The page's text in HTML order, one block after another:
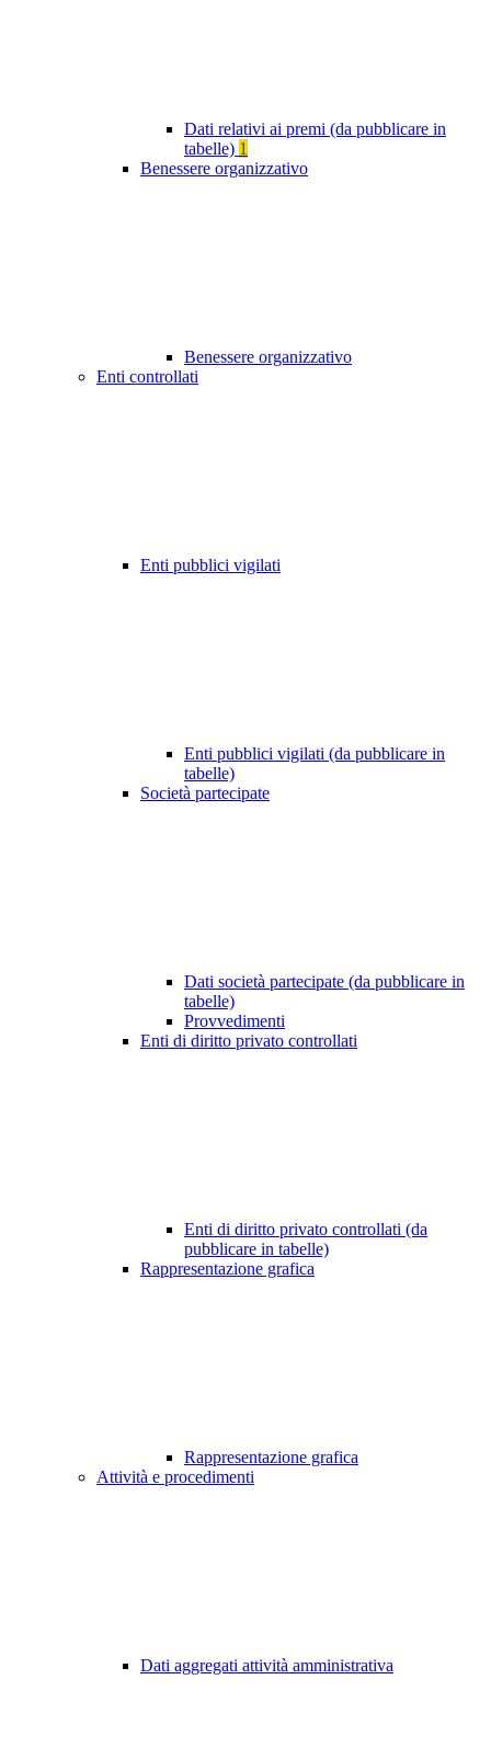
Dati relativi ai premi (da pubblicare in
tabelle) 1
Benessere organizzativo
Benessere organizzativo
Enti controllati
Enti pubblici vigilati
Enti pubblici vigilati (da pubblicare in
tabelle)
Società partecipate
Dati società partecipate (da pubblicare in
tabelle)
Provvedimenti
Enti di diritto privato controllati
Enti di diritto privato controllati (da
pubblicare in tabelle)
Rappresentazione grafica
Rappresentazione grafica
Attività e procedimenti
Dati aggregati attività amministrativa